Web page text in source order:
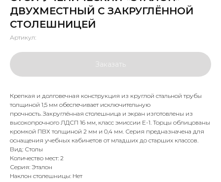
ДВУХМЕСТНЫЙ С ЗАКРУГЛЁННОЙ
СТОЛЕШНИЦЕЙ
Артикул:
Заказать
Крепкая и долговечная конструкция из круглой стальной трубы
толщиной 1,5 мм обеспечивает исключительную
прочность. Закруглённая столешница и экран изготовлены из
высокопрочного ЛДСП 16 мм, класс эмиссии Е-1. Торцы облицованы
кромкой ПВХ толщиной 2 мм и 0,4 мм. Серия предназначена для
оснащения учебных кабинетов от младших до старших классов.
Вид: Столы
Количество мест: 2
Серия: Эталон
Наклон столешницы: Нет